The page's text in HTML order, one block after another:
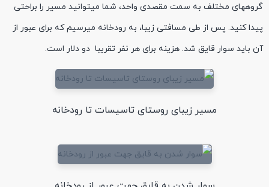
گروههای مختلف به سمت مقصدی واحد، شما میتوانید مسیر را براحتی
پیدا کنید. پس از طی مسافتی زیبا، به رودخانه میرسیم که برای عبور از
آن باید سوار قایق شد. هزینه برای هر نفر تقریبا دو دلار است.
مسیر زیبای روستای تاسیسات تا رودخانه